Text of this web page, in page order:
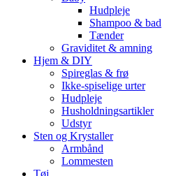
Hudpleje
Shampoo & bad
Tænder
Graviditet & amning
Hjem & DIY
Spireglas & frø
Ikke-spiselige urter
Hudpleje
Husholdningsartikler
Udstyr
Sten og Krystaller
Armbånd
Lommesten